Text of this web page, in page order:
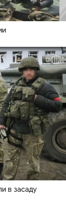
в засаду